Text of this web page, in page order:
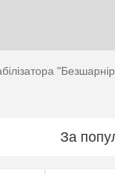
За